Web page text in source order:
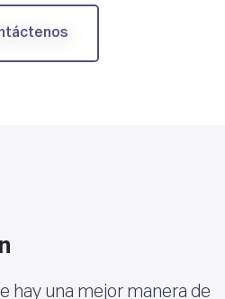
hay una mejor manera de